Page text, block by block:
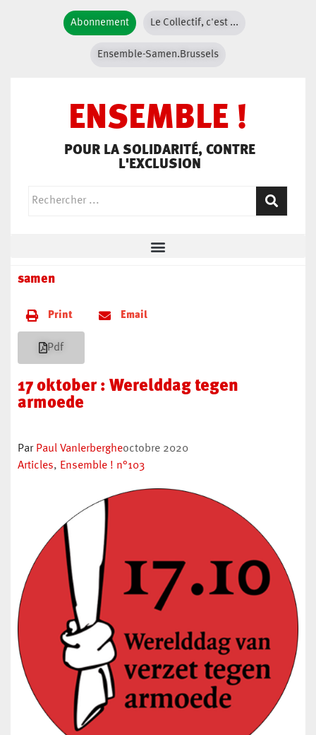
Abonnement Le Collectif, c'est ...
Ensemble-Samen.Brussels
ENSEMBLE !
POUR LA SOLIDARITÉ, CONTRE
L'EXCLUSION
samen
Print Email
Pdf
17 oktober : Werelddag tegen
armoede
Par Paul Vanlerbergheoctobre 2020
Articles, Ensemble ! n°103